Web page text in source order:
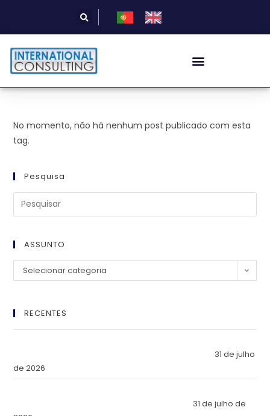
No momento, não há nenhum post publicado com esta
tag.
Pesquisa
ASSUNTO
Selecionar categoria
RECENTES
31 de julho
de 2026
31 de julho de